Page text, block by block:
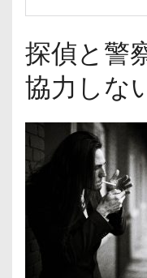
探偵と警
協力しな